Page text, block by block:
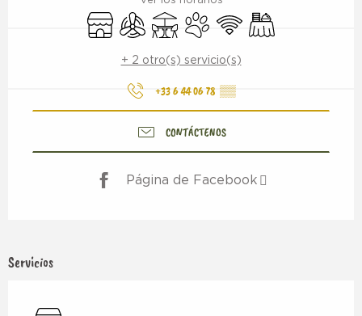
TiendaAire Acondicionado
TerrazaSe aceptan animales
Wifi Banquete
+ 2 otro(s) servicio(s)
+33 6 44 06 78 ▒▒
CONTÁCTENOS
Página de Facebook
Servicios